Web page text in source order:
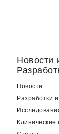
Новости
Новости
Разработки и
Клинические